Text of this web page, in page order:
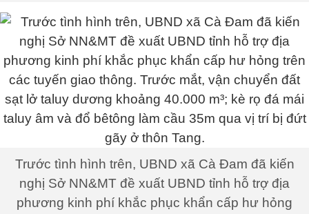
Trước tình hình trên, UBND xã Cà Đam đã kiến
nghị Sở NN&MT đề xuất UBND tỉnh hỗ trợ địa
phương kinh phí khắc phục khẩn cấp hư hỏng